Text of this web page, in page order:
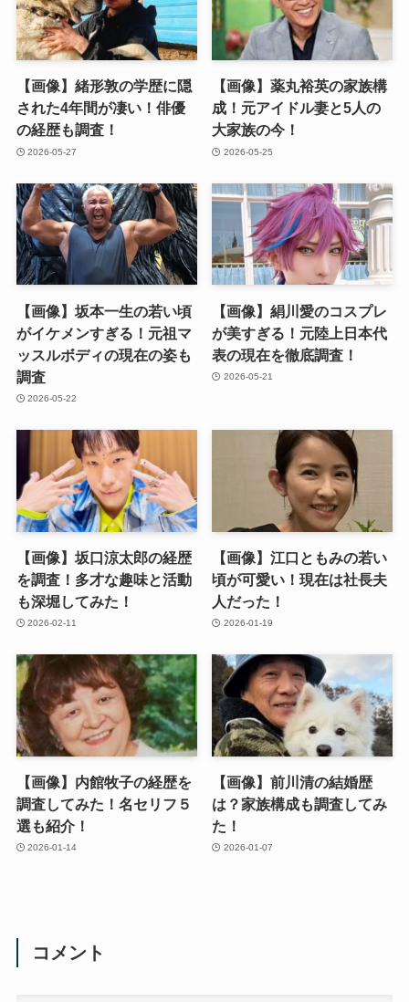
【画像】緒形敦の学歴に隠
された4年間が凄い！俳優
の経歴も調査！
2026-05-27
【画像】薬丸裕英の家族構
成！元アイドル妻と5人の
大家族の今！
2026-05-25
【画像】坂本一生の若い頃
がイケメンすぎる！元祖マ
ッスルボディの現在の姿も
調査
2026-05-22
【画像】絹川愛のコスプレ
が美すぎる！元陸上日本代
表の現在を徹底調査！
2026-05-21
【画像】坂口涼太郎の経歴
を調査！多才な趣味と活動
も深堀してみた！
2026-02-11
【画像】江口ともみの若い
頃が可愛い！現在は社長夫
人だった！
2026-01-19
【画像】内館牧子の経歴を
調査してみた！名セリフ５
選も紹介！
2026-01-14
【画像】前川清の結婚歴
は？家族構成も調査してみ
た！
2026-01-07
コメント